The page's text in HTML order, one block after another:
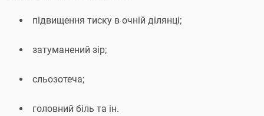
підвищення тиску в очній ділянці;
затуманений зір;
сльозотеча;
головний біль та ін.